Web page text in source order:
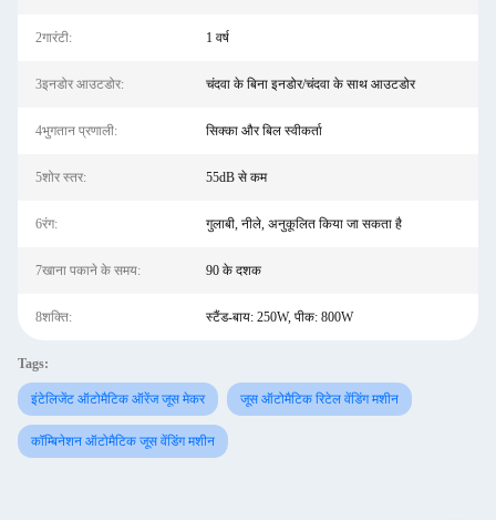
2गारंटी: 1 वर्ष
3इनडोर आउटडोर: चंदवा के बिना इनडोर/चंदवा के साथ आउटडोर
4भुगतान प्रणाली: सिक्का और बिल स्वीकर्ता
5शोर स्तर: 55dB से कम
6रंग: गुलाबी, नीले, अनुकूलित किया जा सकता है
7खाना पकाने के समय: 90 के दशक
8शक्ति: स्टैंड-बाय: 250W, पीक: 800W
Tags:
इंटेलिजेंट ऑटोमैटिक ऑरेंज जूस मेकर जूस ऑटोमैटिक रिटेल वेंडिंग मशीन
कॉम्बिनेशन ऑटोमैटिक जूस वेंडिंग मशीन